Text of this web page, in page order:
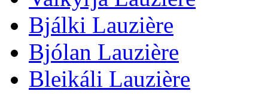
Bjálki Lauzière
Bjólan Lauzière
Bleikáli Lauzière